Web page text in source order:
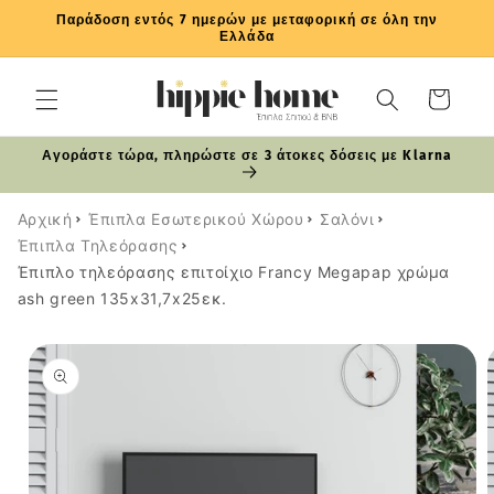
μετάβαση
περιεχόμενο
Παράδοση εντός 7 ημερών με μεταφορική σε όλη την
Ελλάδα
Καλάθι
Αγοράστε τώρα, πληρώστε σε 3 άτοκες δόσεις με Klarna
Αρχική Έπιπλα Εσωτερικού Χώρου
Σαλόνι
Έπιπλα Τηλεόρασης
Έπιπλο τηλεόρασης επιτοίχιο Francy Megapap χρώμα
ash green 135x31,7x25εκ.
στις
πληροφορίες
προϊόντος